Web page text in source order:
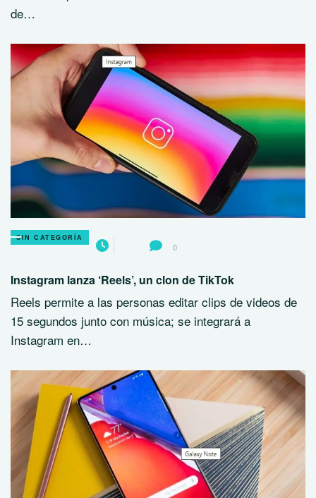
de…
SIN CATEGORÍA
0
Instagram lanza ‘Reels’, un clon de TikTok
Reels permite a las personas editar clips de videos de
15 segundos junto con música; se integrará a
Instagram en…